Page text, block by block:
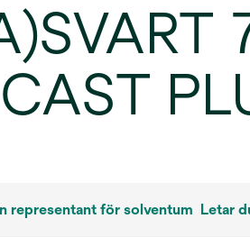
representant för solventum Letar